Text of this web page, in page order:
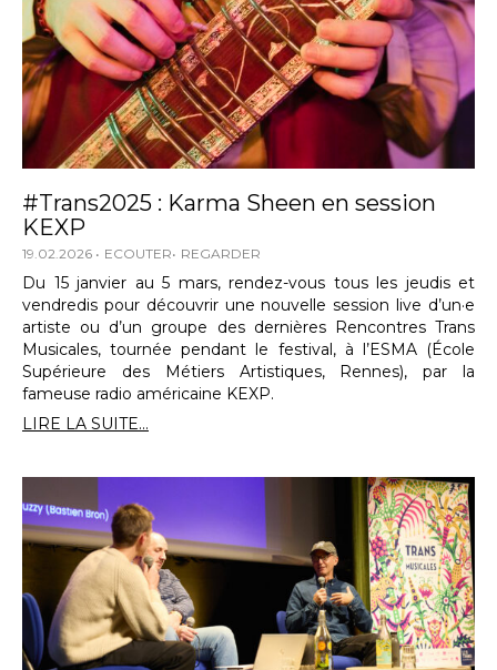
#Trans2025 : Karma Sheen en session
KEXP
19.02.2026 ECOUTER REGARDER
Du 15 janvier au 5 mars, rendez-vous tous les jeudis et
vendredis pour découvrir une nouvelle session live d’un·e
artiste ou d’un groupe des dernières Rencontres Trans
Musicales, tournée pendant le festival, à l’ESMA (École
Supérieure des Métiers Artistiques, Rennes), par la
fameuse radio américaine KEXP.
LIRE LA SUITE...